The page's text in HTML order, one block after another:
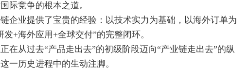
际竞争的根本之道。
业提供了宝贵的经验：以技术实力为基础，以海外订单为
+海外应用+全球交付”的完整闭环。
从过去“产品走出去”的初级阶段迈向“产业链走出去”的纵
一历史进程中的生动注脚。